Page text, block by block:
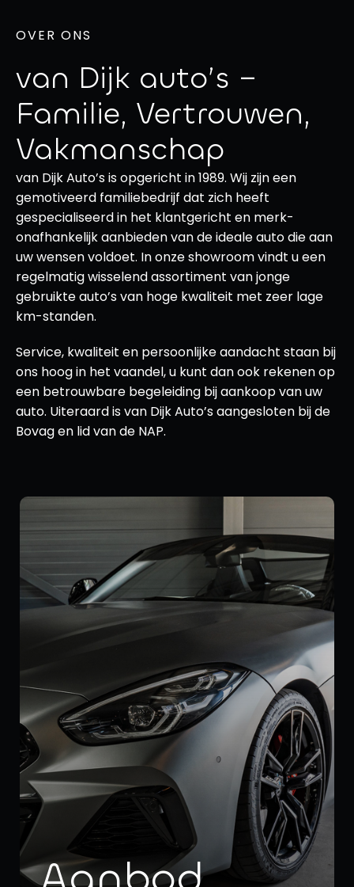
OVER ONS
van Dijk auto’s –
Familie, Vertrouwen,
Vakmanschap
van Dijk Auto’s is opgericht in 1989. Wij zijn een
gemotiveerd familiebedrijf dat zich heeft
gespecialiseerd in het klantgericht en merk-
onafhankelijk aanbieden van de ideale auto die aan
uw wensen voldoet. In onze showroom vindt u een
regelmatig wisselend assortiment van jonge
gebruikte auto’s van hoge kwaliteit met zeer lage
km-standen.
Service, kwaliteit en persoonlijke aandacht staan bij
ons hoog in het vaandel, u kunt dan ook rekenen op
een betrouwbare begeleiding bij aankoop van uw
auto. Uiteraard is van Dijk Auto’s aangesloten bij de
Bovag en lid van de NAP.
a